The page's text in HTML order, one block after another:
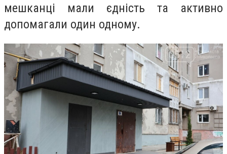
мешканці мали єдність та активно
допомагали один одному.